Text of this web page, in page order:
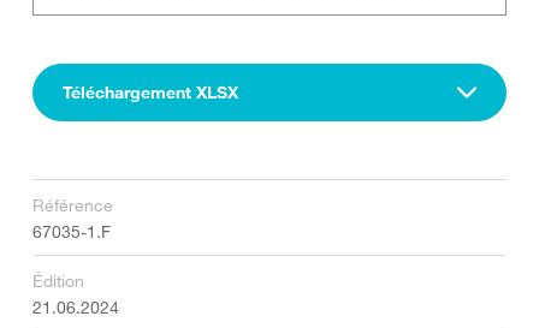
Téléchargement XLSX
Référence
67035-1.F
Édition
21.06.2024